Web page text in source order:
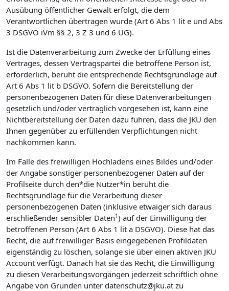
Ausübung öffentlicher Gewalt erfolgt, die dem
Verantwortlichen übertragen wurde (Art 6 Abs 1 lit e und Abs
3 DSGVO iVm §§ 2, 3 Z 3 und 6 UG).
Ist die Datenverarbeitung zum Zwecke der Erfüllung eines
Vertrages, dessen Vertragspartei die betroffene Person ist,
erforderlich, beruht die entsprechende Rechtsgrundlage auf
Art 6 Abs 1 lit b DSGVO. Sofern die Bereitstellung der
personenbezogenen Daten für diese Datenverarbeitungen
gesetzlich und/oder vertraglich vorgesehen ist, kann eine
Nichtbereitstellung der Daten dazu führen, dass die JKU den
Ihnen gegenüber zu erfüllenden Verpflichtungen nicht
nachkommen kann.
Im Falle des freiwilligen Hochladens eines Bildes und/oder
der Angabe sonstiger personenbezogener Daten auf der
Profilseite durch den*die Nutzer*in beruht die
Rechtsgrundlage für die Verarbeitung dieser
personenbezogenen Daten (inklusive etwaiger sich daraus
erschließender sensibler Daten1) auf der Einwilligung der
betroffenen Person (Art 6 Abs 1 lit a DSGVO). Diese hat das
Recht, die auf freiwilliger Basis eingegebenen Profildaten
eigenständig zu löschen, solange sie über einen aktiven JKU
Account verfügt. Danach hat sie das Recht, die Einwilligung
zu diesen Verarbeitungsvorgängen jederzeit schriftlich ohne
Angabe von Gründen unter datenschutz@jku.at zu